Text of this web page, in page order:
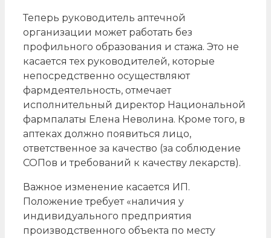
Теперь руководитель аптечной
организации может работать без
профильного образования и стажа. Это не
касается тех руководителей, которые
непосредственно осуществляют
фармдеятельность, отмечает
исполнительный директор Национальной
фармпалаты Елена Неволина. Кроме того, в
аптеках должно появиться лицо,
ответственное за качество (за соблюдение
СОПов и требований к качеству лекарств).
Важное изменение касается ИП.
Положение требует «наличия у
индивидуального предприятия
производственного объекта по месту